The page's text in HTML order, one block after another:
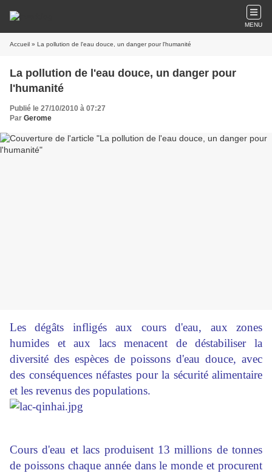
MENU
Accueil » La pollution de l'eau douce, un danger pour l'humanité
La pollution de l'eau douce, un danger pour
l'humanité
Publié le 27/10/2010 à 07:27
Par Gerome
Les dégâts infligés aux cours d'eau, aux zones
humides et aux lacs menacent de déstabiliser la
diversité des espèces de poissons d'eau douce, avec
des conséquences néfastes pour la sécurité alimentaire
et les revenus des populations.
Cours d'eau et lacs produisent 13 millions de tonnes
de poissons chaque année dans le monde et procurent